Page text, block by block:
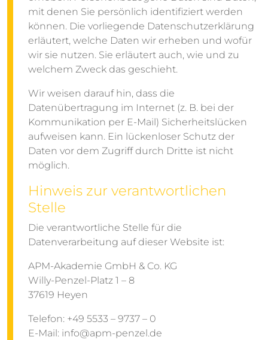
mit denen Sie persönlich identifiziert werden
können. Die vorliegende Datenschutzerklärung
erläutert, welche Daten wir erheben und wofür
wir sie nutzen. Sie erläutert auch, wie und zu
welchem Zweck das geschieht.
Wir weisen darauf hin, dass die
Datenübertragung im Internet (z. B. bei der
Kommunikation per E-Mail) Sicherheitslücken
aufweisen kann. Ein lückenloser Schutz der
Daten vor dem Zugriff durch Dritte ist nicht
möglich.
Hinweis zur verantwortlichen
Stelle
Die verantwortliche Stelle für die
Datenverarbeitung auf dieser Website ist:
APM-Akademie GmbH & Co. KG
Willy-Penzel-Platz 1 – 8
37619 Heyen
Telefon: +49 5533 – 9737 – 0
E-Mail: info@apm-penzel.de